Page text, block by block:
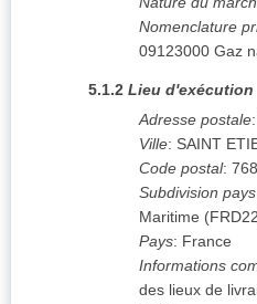
Nomenclature
09123000 Gaz
5.1.2 Lieu d'exécution
Adresse postale:
Ville: SAINT
Code postal:
Subdivision
Maritime (FRD22
Pays: France
Informations
des lieux de